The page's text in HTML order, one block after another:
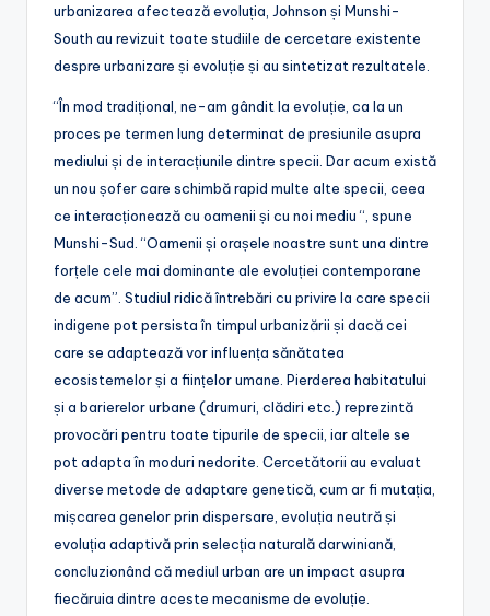
urbanizarea afectează evoluția, Johnson și Munshi-
South au revizuit toate studiile de cercetare existente
despre urbanizare și evoluție și au sintetizat rezultatele.
“În mod tradițional, ne-am gândit la evoluție, ca la un
proces pe termen lung determinat de presiunile asupra
mediului și de interacțiunile dintre specii. Dar acum există
un nou șofer care schimbă rapid multe alte specii, ceea
ce interacționează cu oamenii și cu noi mediu “, spune
Munshi-Sud. “Oamenii și orașele noastre sunt una dintre
forțele cele mai dominante ale evoluției contemporane
de acum”. Studiul ridică întrebări cu privire la care specii
indigene pot persista în timpul urbanizării și dacă cei
care se adaptează vor influența sănătatea
ecosistemelor și a ființelor umane. Pierderea habitatului
și a barierelor urbane (drumuri, clădiri etc.) reprezintă
provocări pentru toate tipurile de specii, iar altele se
pot adapta în moduri nedorite. Cercetătorii au evaluat
diverse metode de adaptare genetică, cum ar fi mutația,
mișcarea genelor prin dispersare, evoluția neutră și
evoluția adaptivă prin selecția naturală darwiniană,
concluzionând că mediul urban are un impact asupra
fiecăruia dintre aceste mecanisme de evoluție.